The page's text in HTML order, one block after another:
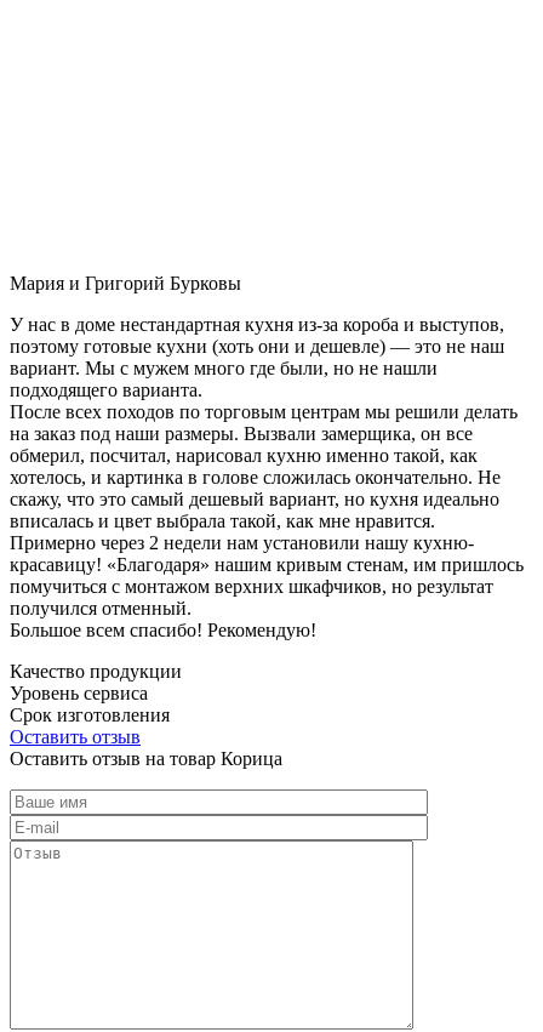
Мария и Григорий Бурковы
У нас в доме нестандартная кухня из-за короба и выступов,
поэтому готовые кухни (хоть они и дешевле) — это не наш
вариант. Мы с мужем много где были, но не нашли
подходящего варианта.
После всех походов по торговым центрам мы решили делать
на заказ под наши размеры. Вызвали замерщика, он все
обмерил, посчитал, нарисовал кухню именно такой, как
хотелось, и картинка в голове сложилась окончательно. Не
скажу, что это самый дешевый вариант, но кухня идеально
вписалась и цвет выбрала такой, как мне нравится.
Примерно через 2 недели нам установили нашу кухню-
красавицу! «Благодаря» нашим кривым стенам, им пришлось
помучиться с монтажом верхних шкафчиков, но результат
получился отменный.
Большое всем спасибо! Рекомендую!
Качество продукции
Уровень сервиса
Срок изготовления
Оставить отзыв
Оставить отзыв на товар Корица